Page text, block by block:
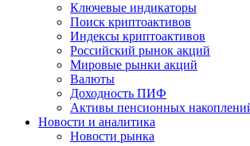
Ключевые индикаторы
Поиск криптоактивов
Индексы криптоактивов
Российский рынок акций
Мировые рынки акций
Валюты
Доходность ПИФ
Активы пенсионных
Новости и аналитика
Новости рынка